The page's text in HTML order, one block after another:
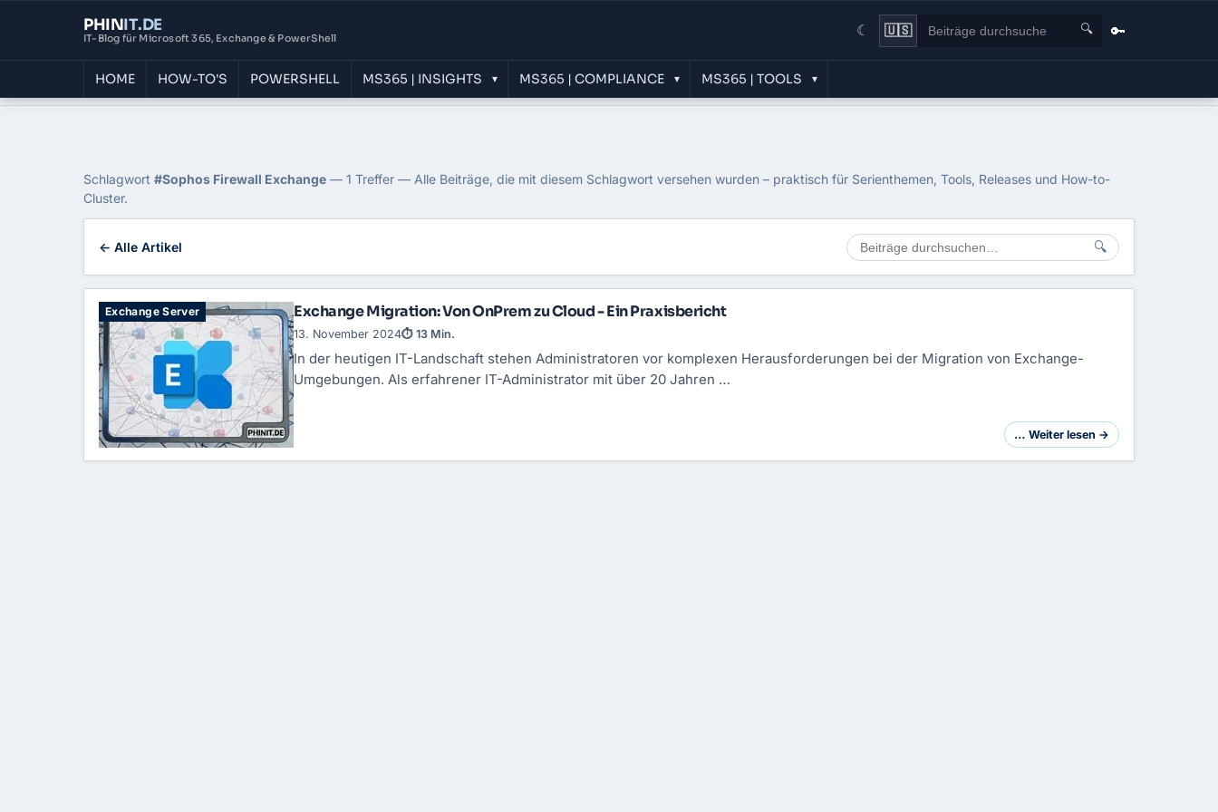
PHINIT.DE
IT-Blog für Microsoft 365, Exchange & PowerShell ☾ 🇺🇸 🔍 🔑
HOME HOW-TO'S POWERSHELL MS365 | INSIGHTS ▾ MS365 | COMPLIANCE ▾ MS365 | TOOLS ▾
Tag: Sophos Firewall Exchange
Schlagwort #Sophos Firewall Exchange — 1 Treffer — Alle Beiträge, die mit diesem Schlagwort versehen wurden – praktisch für Serienthemen, Tools, Releases und How-to-
Cluster.
← Alle Artikel 🔍
Exchange Server Exchange Migration: Von OnPrem zu Cloud - Ein Praxisbericht
In der heutigen IT-Landschaft stehen Administratoren vor komplexen Herausforderungen bei der Migration von Exchange-
Umgebungen. Als erfahrener IT-Administrator mit über 20 Jahren …
13. November 2024⏱ 13 Min.
… Weiter lesen →